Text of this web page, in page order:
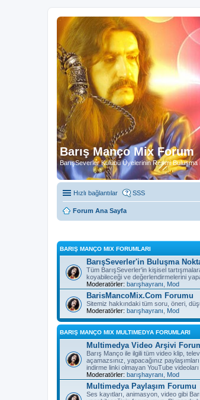
Barış Manço Mix Forum
BarışSeverler Kulübü Üyelerinin Resmi Buluşma
Hızlı bağlantılar SSS
Forum Ana Sayfa
BARIŞ MANÇO MIX FORUMLARI
BarışSeverler'in Buluşma
Tüm BarışSeverler'in kişisel
koyabileceği ve değerlendirmelerini
Moderatörler: barışhayranı Mod
BarisMancoMix.Com Forumu
Sitemiz hakkındaki tüm soru, öneri,
Moderatörler: barışhayranı Mod
BARIŞ MANÇO MIX MULTIMEDYA FORUMLARI
Multimedya Video Arşivi
Barış Manço ile ilgili tüm video klip,
açamazsınız, yapacağınız
indirme linki olmayan YouTube
Moderatörler: barışhayranı Mod
Multimedya Paylaşım Forumu
Ses kayıtları, animasyon, video gibi